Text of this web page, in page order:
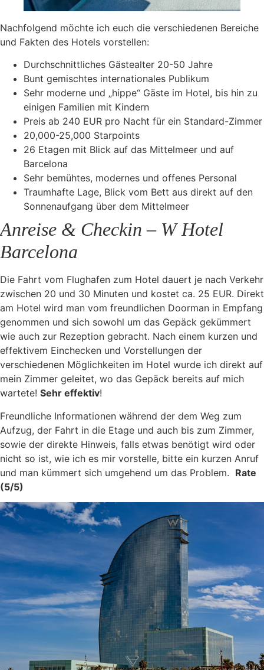
Nachfolgend möchte ich euch die verschiedenen Bereiche
und Fakten des Hotels vorstellen:
Durchschnittliches Gästealter 20-50 Jahre
Bunt gemischtes internationales Publikum
Sehr moderne und „hippe“ Gäste im Hotel, bis hin zu
einigen Familien mit Kindern
Preis ab 240 EUR pro Nacht für ein Standard-Zimmer
20,000-25,000 Starpoints
26 Etagen mit Blick auf das Mittelmeer und auf
Barcelona
Sehr bemühtes, modernes und offenes Personal
Traumhafte Lage, Blick vom Bett aus direkt auf den
Sonnenaufgang über dem Mittelmeer
Anreise & Checkin – W Hotel
Barcelona
Die Fahrt vom Flughafen zum Hotel dauert je nach Verkehr
zwischen 20 und 30 Minuten und kostet ca. 25 EUR. Direkt
am Hotel wird man vom freundlichen Doorman in Empfang
genommen und sich sowohl um das Gepäck gekümmert
wie auch zur Rezeption gebracht. Nach einem kurzen und
effektivem Einchecken und Vorstellungen der
verschiedenen Möglichkeiten im Hotel wurde ich direkt auf
mein Zimmer geleitet, wo das Gepäck bereits auf mich
wartete! Sehr effektiv!
Freundliche Informationen während der dem Weg zum
Aufzug, der Fahrt in die Etage und auch bis zum Zimmer,
sowie der direkte Hinweis, falls etwas benötigt wird oder
nicht so ist, wie ich es mir vorstelle, bitte ein kurzen Anruf
und man kümmert sich umgehend um das Problem. Rate
(5/5)